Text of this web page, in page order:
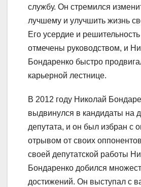
службу. Он стремился
лучшему и улучшить жизнь
Его усердие и
отмечены руководством, и
Бондаренко быстро
карьерной лестнице.
В 2012 году Николай
выдвинулся в кандидаты на
депутата, и он был избран с
отрывом от своих
своей депутатской работы
Бондаренко добился
достижений. Он выступал с